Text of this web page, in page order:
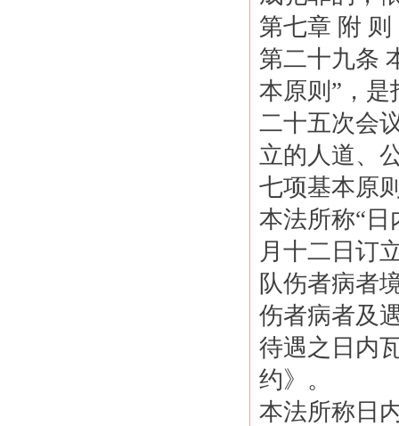
第七章 附 则
第二十九条
本原则”，
二十五次会
立的人道、
七项基本原
本法所称“
月十二日订
队伤者病者
伤者病者及
待遇之日内
约》。
本法所称日